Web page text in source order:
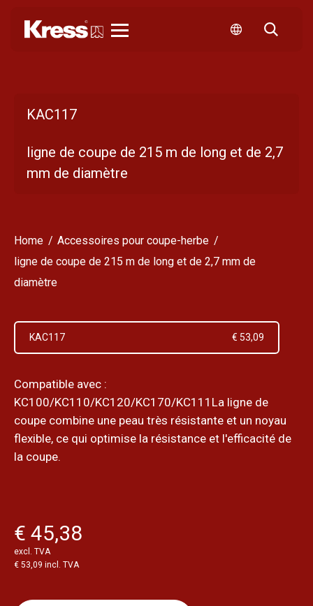
KAC117
ligne de coupe de 215 m de long et de 2,7
mm de diamètre
Home
Accessoires pour coupe-herbe
ligne de coupe de 215 m de long et de 2,7 mm de
diamètre
KAC117 € 53,09
Compatible avec :
KC100/KC110/KC120/KC170/KC111La ligne de
coupe combine une peau très résistante et un noyau
flexible, ce qui optimise la résistance et l'efficacité de
la coupe.
€ 45,38
excl. TVA
€ 53,09 incl. TVA